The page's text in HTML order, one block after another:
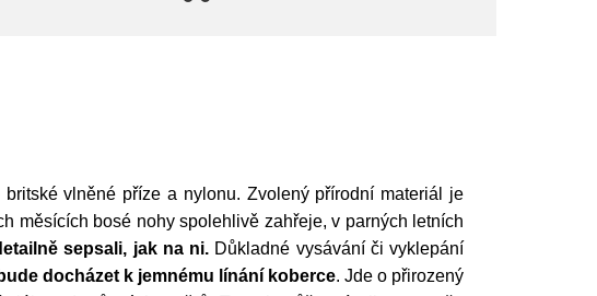
vlněné příze a nylonu. Zvolený přírodní materiál je
měsících bosé nohy spolehlivě zahřeje, v parných letních
sepsali, jak na ni. Důkladné vysávání či vyklepání
docházet k jemnému línání koberce. Jde o přirozený